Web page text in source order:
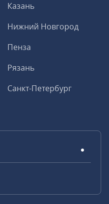
Казань
Нижний Новгород
Пенза
Рязань
Санкт-Петербург